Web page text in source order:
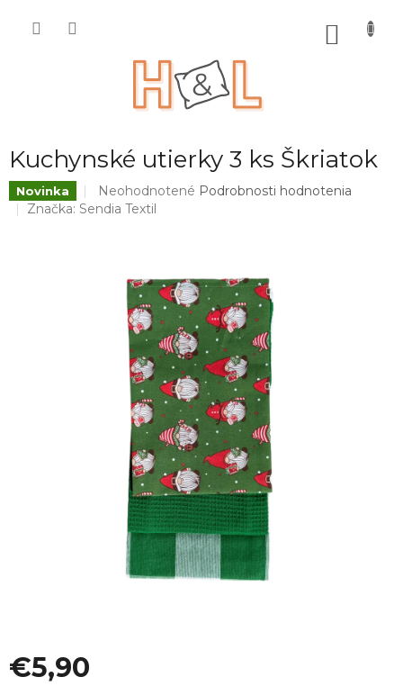
Kuchynské utierky 3 ks Škriatok
Novinka
Priemerné
hodnotenie
hviezdičiek.
Neohodnotené Podrobnosti hodnotenia
Značka: Sendia Textil
€5,90